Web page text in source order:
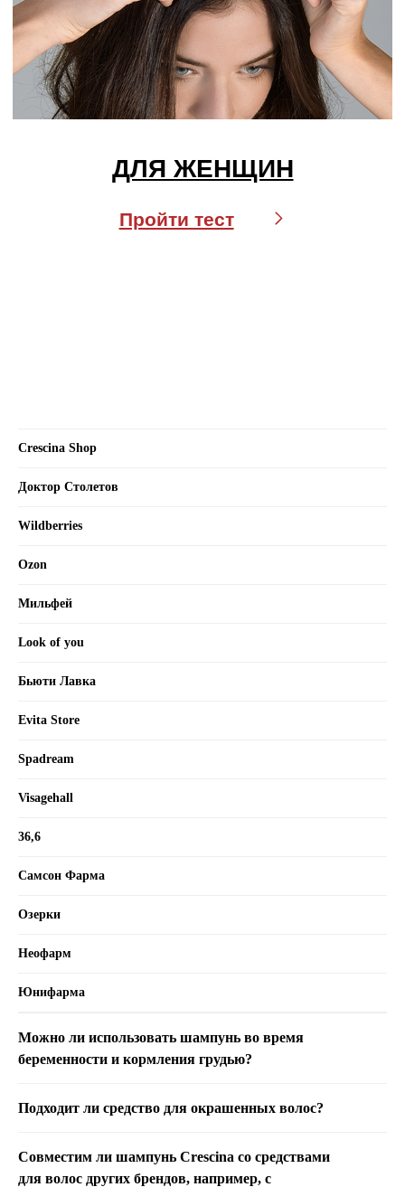
Crescina Shop
Доктор Столетов
Wildberries
Ozon
Мильфей
Look of you
Бьюти Лавка
Evita Store
Spadream
Visagehall
36,6
Самсон Фарма
Озерки
Неофарм
Юнифарма
Можно ли использовать шампунь во время
беременности и кормления грудью?
Подходит ли средство для окрашенных волос?
Совместим ли шампунь Crescina со средствами
для волос других брендов, например, с
Crexy
Rinfoltina
White Hair
Collagenina
Политика в отношении обработки
Условия пользования сайтом